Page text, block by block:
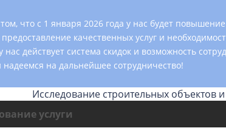
что с 1 января 2026 года у нас будет
предоставление качественных услуг и
действует система скидок и возможность
на дальнейшее сотрудничество!
Исследование строительных объектов
услуги